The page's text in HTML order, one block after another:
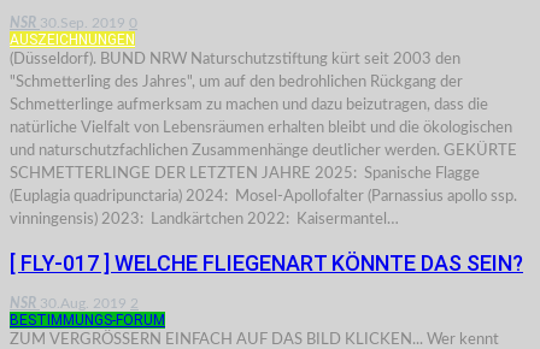
NSR 30.Sep. 2019 0
AUSZEICHNUNGEN
(Düsseldorf). BUND NRW Naturschutzstiftung kürt seit 2003 den
"Schmetterling des Jahres", um auf den bedrohlichen Rückgang der
Schmetterlinge aufmerksam zu machen und dazu beizutragen, dass die
natürliche Vielfalt von Lebensräumen erhalten bleibt und die ökologischen
und naturschutzfachlichen Zusammenhänge deutlicher werden. GEKÜRTE
SCHMETTERLINGE DER LETZTEN JAHRE 2025: Spanische Flagge
(Euplagia quadripunctaria) 2024: Mosel-Apollofalter (Parnassius apollo ssp.
vinningensis) 2023: Landkärtchen 2022: Kaisermantel…
[ FLY-017 ] WELCHE FLIEGENART KÖNNTE DAS SEIN?
NSR 30.Aug. 2019 2
BESTIMMUNGS-FORUM
ZUM VERGRÖSSERN EINFACH AUF DAS BILD KLICKEN... Wer kennt